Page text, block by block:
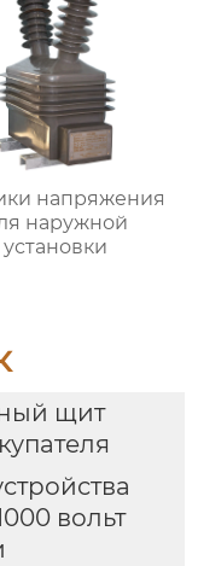
напряжения
наружной
установки
щит
вольт